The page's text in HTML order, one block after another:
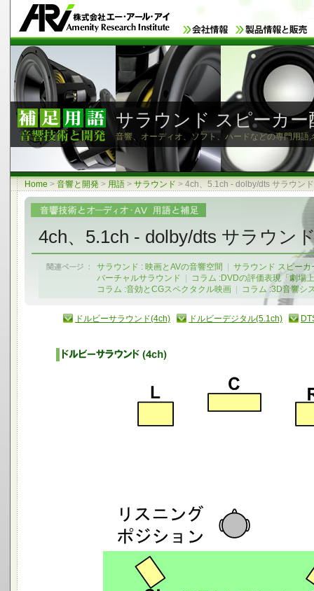
サラウンド スピーカ
音響、オーディオ、ソフト、ハードなどの専門用語,
Home > 音響と開発 > 用語 > サラウンド > 4ch、5.1ch - dolby/dts サラウンド
4ch、5.1ch - dolby/dts サラウン
サラウンド : 映画とAVの音響空間
サラウンド スピーカ
バーチャルサラウンド
コラム :DVDの評価表現「劇場
コラム :音効とCGスペクタクル映画
コラム :3D音響シ
ドルビーサラウンド(4ch) ドルビーデジタル(5.1ch)